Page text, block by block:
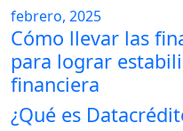
febrero, 2025
Cómo llevar las
para lograr
financiera
¿Qué es